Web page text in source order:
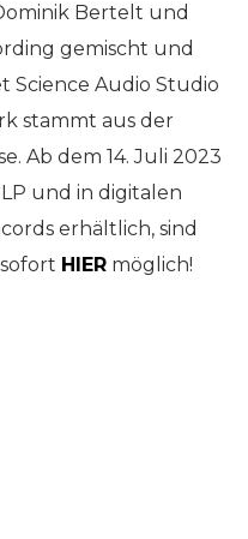
Bertelt und
gemischt und
Science Audio Studio
stammt aus der
Ab dem 14. Juli 2023
LP und in digitalen
erhältlich, sind
HIER möglich!